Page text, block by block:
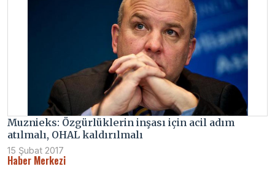
Muznieks: Özgürlüklerin inşası için acil adım
atılmalı, OHAL kaldırılmalı
15 Şubat 2017
Haber Merkezi